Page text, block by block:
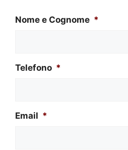
Nome e Cognome *
Telefono *
Email *